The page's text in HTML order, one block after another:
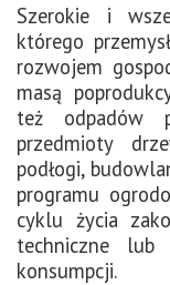
Szerokie i
którego
rozwojem
masą
też odpadów
przedmioty
podłogi,
programu
cyklu życia
techniczne
konsumpcji.